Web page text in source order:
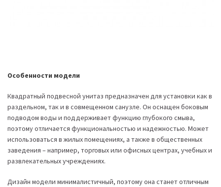
Особенности модели
Квадратный подвесной унитаз предназначен для установки как в
раздельном, так и в совмещенном санузле. Он оснащен боковым
подводом воды и поддерживает функцию глубокого смыва,
поэтому отличается функциональностью и надежностью. Может
использоваться в жилых помещениях, а также в общественных
заведения – например, торговых или офисных центрах, учебных и
развлекательных учреждениях.
Дизайн модели минималистичный, поэтому она станет отличным